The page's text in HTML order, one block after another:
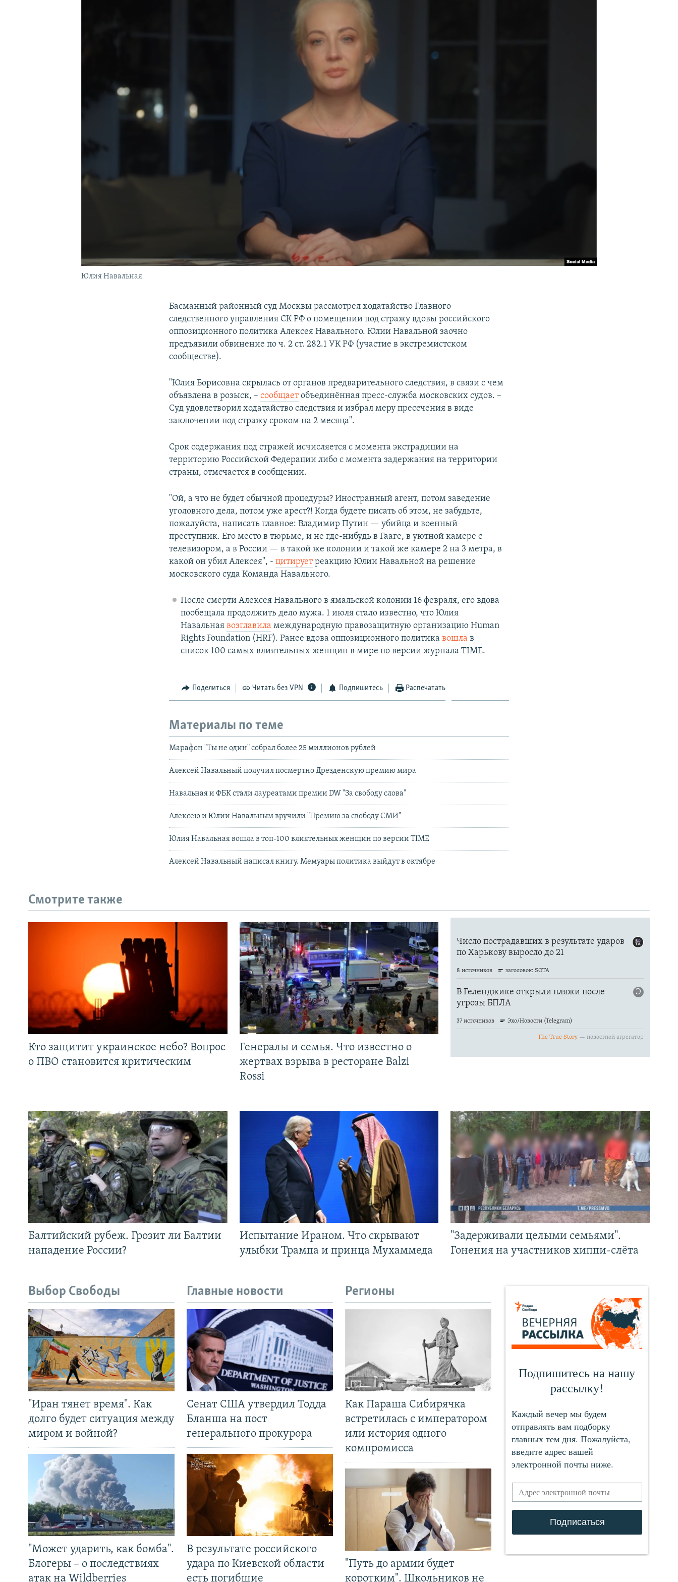
Юлия Навальная
Басманный районный суд Москвы рассмотрел ходатайство Главного
следственного управления СК РФ о помещении под стражу вдовы российского
оппозиционного политика Алексея Навального. Юлии Навальной заочно
предъявили обвинение по ч. 2 ст. 282.1 УК РФ (участие в экстремистском
сообществе).
"Юлия Борисовна скрылась от органов предварительного следствия, в связи с чем
объявлена в розыск, –сообщаетобъединённая пресс-служба московских судов. –
Суд удовлетворил ходатайство следствия и избрал меру пресечения в виде
заключении под стражу сроком на 2 месяца".
Срок содержания под стражей исчисляется с момента экстрадиции на
территорию Российской Федерации либо с момента задержания на территории
страны, отмечается в сообщении.
"Ой, а что не будет обычной процедуры? Иностранный агент, потом заведение
уголовного дела, потом уже арест?! Когда будете писать об этом, не забудьте,
пожалуйста, написать главное: Владимир Путин — убийца и военный
преступник. Его место в тюрьме, и не где-нибудь в Гааге, в уютной камере с
телевизором, а в России — в такой же колонии и такой же камере 2 на 3 метра, в
какой он убил Алексея", -цитируетреакцию Юлии Навальной на решение
московского суда Команда Навального.
После смерти Алексея Навального в ямальской колонии 16 февраля, его вдова
пообещала продолжить дело мужа. 1 июля стало известно, что Юлия
Навальная возглавила международную правозащитную организацию Human
Rights Foundation (HRF). Ранее вдова оппозиционного политика вошла в
список 100 самых влиятельных женщин в мире по версии журнала TIME.
Поделиться Читать без VPN Подпишитесь Распечатать
Материалы по теме
Марафон "Ты не один" собрал более 25 миллионов рублей
Алексей Навальный получил посмертно Дрезденскую премию мира
Навальная и ФБК стали лауреатами премии DW "За свободу слова"
Алексею и Юлии Навальным вручили "Премию за свободу СМИ"
Юлия Навальная вошла в топ-100 влиятельных женщин по версии TIME
Алексей Навальный написал книгу. Мемуары политика выйдут в октябре
Смотрите также
Кто защитит украинское небо? Вопрос
о ПВО становится критическим
Генералы и семья. Что известно о
жертвах взрыва в ресторане Balzi
Rossi
Балтийский рубеж. Грозит ли Балтии
нападение России?
Испытание Ираном. Что скрывают
улыбки Трампа и принца Мухаммеда
"Задерживали целыми семьями".
Гонения на участников хиппи-слёта
Выбор Свободы
"Иран тянет время". Как
долго будет ситуация между
миром и войной?
"Может ударить, как бомба".
Блогеры – о последствиях
атак на Wildberries
Главные новости
Сенат США утвердил Тодда
Бланша на пост
генерального прокурора
В результате российского
удара по Киевской области
есть погибшие
Регионы
Как Параша Сибирячка
встретилась с императором
или история одного
компромисса
"Путь до армии будет
коротким". Школьников не